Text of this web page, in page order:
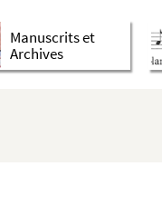
Manuscrits et
Archives